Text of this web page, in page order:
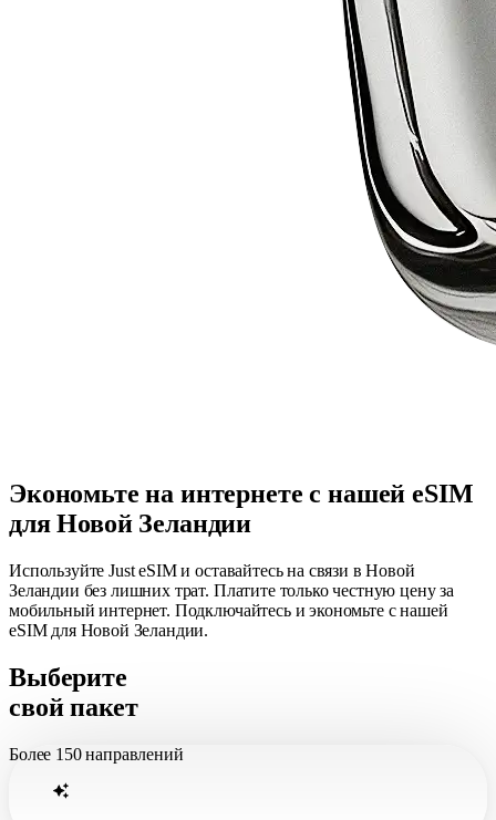
Экономьте на интернете с нашей eSIM
для Новой Зеландии
Используйте Just eSIM и оставайтесь на связи в Новой
Зеландии без лишних трат. Платите только честную цену за
мобильный интернет. Подключайтесь и экономьте с нашей
eSIM для Новой Зеландии.
Выберите
свой пакет
Более 150 направлений